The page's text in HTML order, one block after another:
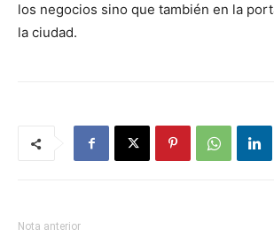
los negocios sino que también en la
la ciudad.
Nota anterior